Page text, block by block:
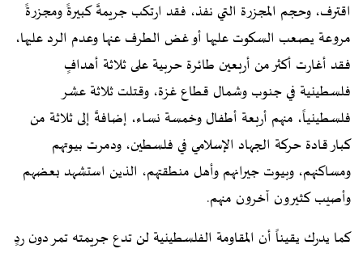
اقترف، وحجم المجزرة التي نفذ، فقد ارتكب جريمةً كبيرةً ومجزرةً
مروعة يصعب السكوت عليها أو غض الطرف عنها وعدم الرد عليها،
فقد أغارت أكثر من أربعين طائرة حربية على ثلاثة أهدافٍ
فلسطينية في جنوب وشمال قطاع غزة، وقتلت ثلاثة عشر
فلسطينياً، منهم أربعة أطفال وخمسة نساء، إضافةً إلى ثلاثة من
كبار قادة حركة الجهاد الإسلامي في فلسطين، ودمرت بيوتهم
ومساكنهم، وبيوت جيرانهم وأهل منطقتهم، الذين استشهد بعضهم
وأصيب كثيرون آخرون منهم.
كما يدرك يقيناً أن المقاومة الفلسطينية لن تدع جريمته تمر دون ردٍ